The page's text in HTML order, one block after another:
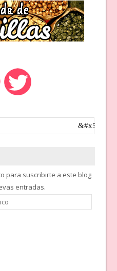
para suscribirte a este blog
entradas.